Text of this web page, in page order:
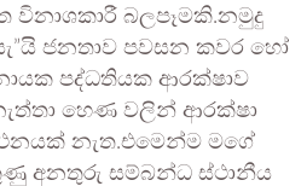
බලපෑමකි.නමුදු
ජනතාව පවසන කවර හෝ
පද්ධතියක ආරක්ෂාව
හෙණ වලින් ආරක්ෂා
නැත.එමෙන්ම මගේ
අනතුරු සම්බන්ධ ස්ථානීය